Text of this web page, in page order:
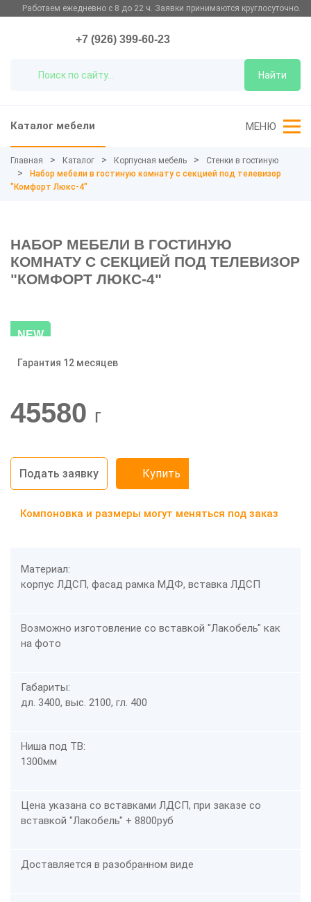
Работаем ежедневно с 8 до 22 ч. Заявки принимаются круглосуточно.
Найти
+7 (926) 399-60-23
Каталог мебели МЕНЮ
Главная Каталог Корпусная мебель
Стенки в гостиную
Набор мебели в гостиную комнату с секцией под телевизор
"Комфорт Люкс-4"
НАБОР МЕБЕЛИ В ГОСТИНУЮ
КОМНАТУ С СЕКЦИЕЙ ПОД ТЕЛЕВИЗОР
"КОМФОРТ ЛЮКС-4"
NEW
-20%
Гарантия 12 месяцев
45580 г
Подать заявку Купить
Компоновка и размеры могут меняться под заказ
Материал:
корпус ЛДСП, фасад рамка МДФ, вставка ЛДСП
Возможно изготовление со вставкой "Лакобель" как
на фото
Габариты:
дл. 3400, выс. 2100, гл. 400
Ниша под ТВ:
1300мм
Цена указана со вставками ЛДСП, при заказе со
вставкой "Лакобель" + 8800руб
Доставляется в разобранном виде